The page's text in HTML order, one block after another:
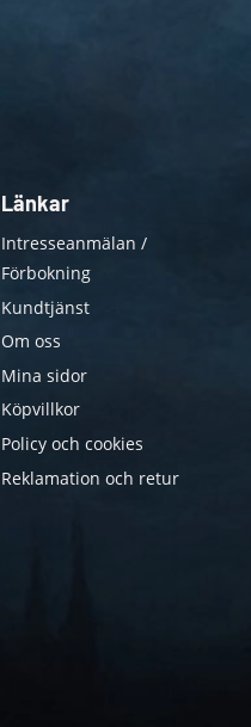
Länkar
Intresseanmälan /
Förbokning
Kundtjänst
Om oss
Mina sidor
Köpvillkor
Policy och cookies
Reklamation och retur